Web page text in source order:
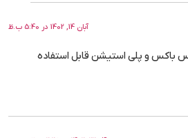
آبان 14, 1402 در 5:40 ب.ظ
باکس و پلی استیشن قابل استفاده